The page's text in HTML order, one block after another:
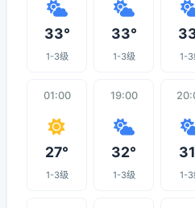
33°
1-3级
33°
1-3级 1-3
01:00
27°
1-3级
19:00
32°
1-3级 1-3